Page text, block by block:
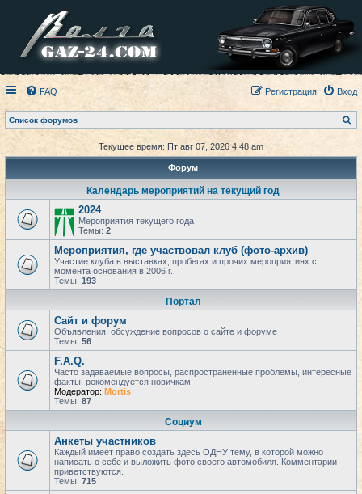
FAQ Вход
Регистрация
Список форумов
о
к
Текущее время: Пт авг 07, 2026 4:48 am
Форум
Календарь мероприятий на текущий год
2024
Мероприятия текущего года
Темы: 2
Мероприятия, где участвовал клуб (фото-архив)
Участие клуба в выставках, пробегах и прочих мероприятиях с
момента основания в 2006 г.
Темы: 193
Портал
Сайт и форум
Объявления, обсуждение вопросов о сайте и форуме
Темы: 56
F.A.Q.
Часто задаваемые вопросы, распространенные проблемы, интересные
факты, рекомендуется новичкам.
Модератор: Mortis
Темы: 87
Социум
Анкеты участников
Каждый имеет право создать здесь ОДНУ тему, в которой можно
написать о себе и выложить фото своего автомобиля. Комментарии
приветствуются.
Темы: 715